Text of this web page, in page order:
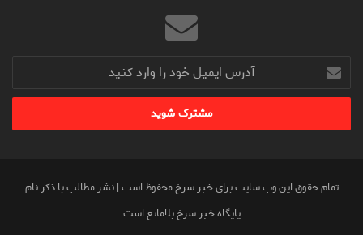
آدرس
ایمیل
خود
وارد
تمام حقوق این وب سایت برای خبر سرخ محفوظ است | نشر مطالب با ذکر نام
پایگاه خبر سرخ بلامانع است